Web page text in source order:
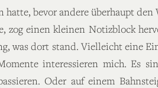
bevor andere überhaupt den
zog einen kleinen Notizblock
was dort stand. Vielleicht eine
interessieren mich. Es
Oder auf einem